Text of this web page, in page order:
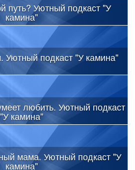
путь? Уютный подкаст "У
камина"
Уютный подкаст "У камина"
любить. Уютный подкаст
"У камина"
мама. Уютный подкаст "У
камина"